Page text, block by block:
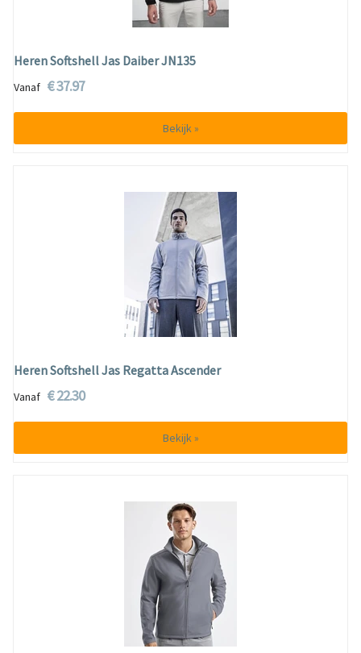
Heren Softshell Jas Daiber JN135
Vanaf € 37.97
Bekijk »
Heren Softshell Jas Regatta Ascender
Vanaf € 22.30
Bekijk »